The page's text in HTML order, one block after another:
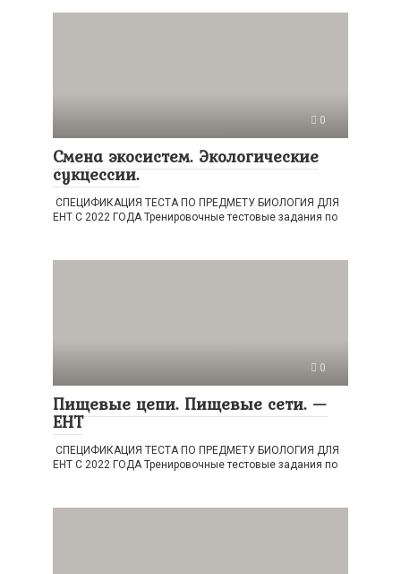
0
Смена экосистем. Экологические
сукцессии.
СПЕЦИФИКАЦИЯ ТЕСТА ПО ПРЕДМЕТУ БИОЛОГИЯ ДЛЯ
ЕНТ С 2022 ГОДА Тренировочные тестовые задания по
0
Пищевые цепи. Пищевые сети. —
ЕНТ
СПЕЦИФИКАЦИЯ ТЕСТА ПО ПРЕДМЕТУ БИОЛОГИЯ ДЛЯ
ЕНТ С 2022 ГОДА Тренировочные тестовые задания по